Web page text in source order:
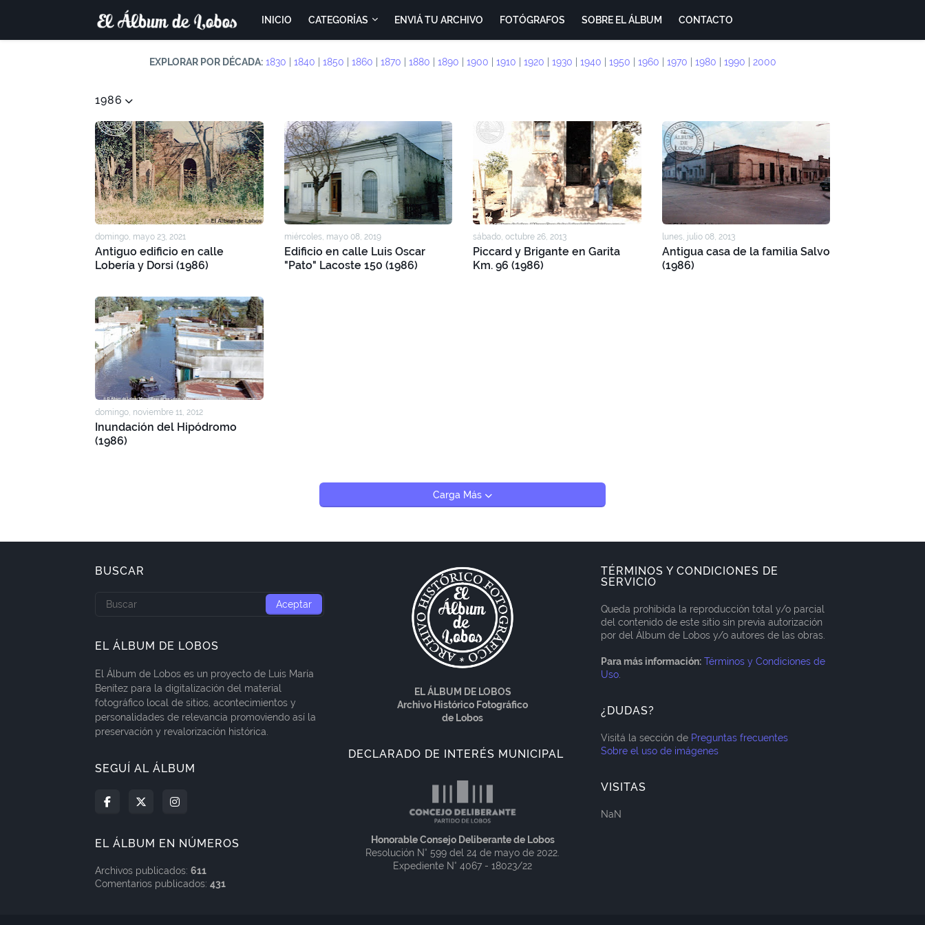
INICIO CATEGORÍAS ENVIÁ TU ARCHIVO FOTÓGRAFOS SOBRE EL ÁLBUM CONTACTO
EXPLORAR POR DÉCADA: 1830 1840 1850 1860 1870 1880 1890 1900 1910 1920 1930 1940 1950 1960 1970 1980 1990 2000
1986
domingo, mayo 23, 2021
Antiguo edificio en calle
Lobería y Dorsi (1986)
miércoles, mayo 08, 2019
Edificio en calle Luis Oscar
"Pato" Lacoste 150 (1986)
sábado, octubre 26, 2013
Piccard y Brigante en Garita
Km. 96 (1986)
lunes, julio 08, 2013
Antigua casa de la familia Salvo
(1986)
domingo, noviembre 11, 2012
Inundación del Hipódromo
(1986)
Carga Más
BUSCAR
EL ÁLBUM DE LOBOS
El Álbum de Lobos es un proyecto de Luis María
Benítez para la digitalización del material
fotográfico local de sitios, acontecimientos y
personalidades de relevancia promoviendo así la
preservación y revalorización histórica.
SEGUÍ AL ÁLBUM
EL ÁLBUM EN NÚMEROS
Archivos publicados: 611
Comentarios publicados: 431
EL ÁLBUM DE LOBOS
Archivo Histórico Fotográfico
de Lobos
DECLARADO DE INTERÉS MUNICIPAL
Honorable Consejo Deliberante de Lobos
Resolución N° 599 del 24 de mayo de 2022.
Expediente N° 4067 - 18023/22
TÉRMINOS Y CONDICIONES DE
SERVICIO
Queda prohibida la reproducción total y/o parcial
del contenido de este sitio sin previa autorización
por del Álbum de Lobos y/o autores de las obras.
Para más información: Términos y Condiciones de
Uso
¿DUDAS?
Visitá la sección de Preguntas frecuentes
Sobre el uso de imágenes
VISITAS
NaN